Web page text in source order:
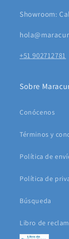
Showroom:
+51 902712781
Sobre
Conócenos
Términos y
Política de
Política de
Búsqueda
Libro de